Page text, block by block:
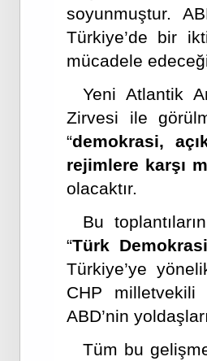
soyunmuştur.
Türkiye’de bir
mücadele
Yeni Atlantik
Zirvesi ile
“demokrasi,
rejimlere karşı
olacaktır.
Bu
“Türk
Türkiye’ye
CHP milletvekili
ABD’nin
Tüm bu